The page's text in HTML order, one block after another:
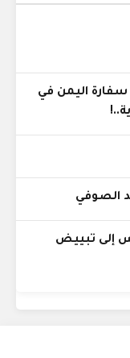
اليمن في
الصوفي
إلى تبييض